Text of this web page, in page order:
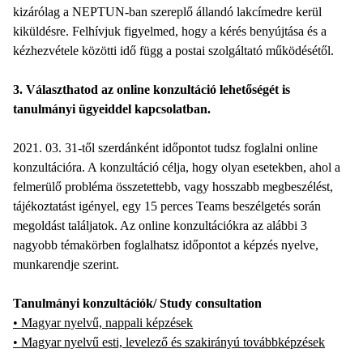
kizárólag a NEPTUN-ban szereplő állandó lakcímedre kerül
kiküldésre. Felhívjuk figyelmed, hogy a kérés benyújtása és a
kézhezvétele közötti idő függ a postai szolgáltató működésétől.
3. Választhatod az online konzultáció lehetőségét is
tanulmányi ügyeiddel kapcsolatban.
2021. 03. 31-től szerdánként időpontot tudsz foglalni online
konzultációra. A konzultáció célja, hogy olyan esetekben, ahol a
felmerülő probléma összetettebb, vagy hosszabb megbeszélést,
tájékoztatást igényel, egy 15 perces Teams beszélgetés során
megoldást találjatok. Az online konzultációkra az alábbi 3
nagyobb témakörben foglalhatsz időpontot a képzés nyelve,
munkarendje szerint.
Tanulmányi konzultációk/ Study consultation
• Magyar nyelvű, nappali képzések
• Magyar nyelvű esti, levelező és szakirányú továbbképzések